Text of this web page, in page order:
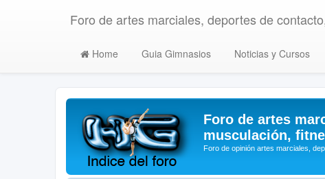
Foro de artes marciales, deportes de
Home Guia Gimnasios Noticias y Cursos
Foro de artes
musculación,
Foro de opinión artes marciales,